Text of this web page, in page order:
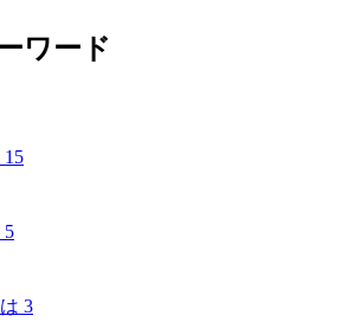
ワード
15
5
3